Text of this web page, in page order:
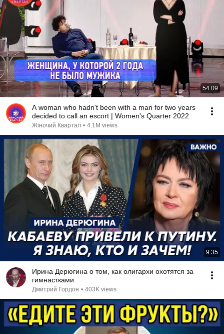
54:09
A woman who hadn't been with a man for two years
decided to call an escort | Women's Quarter 2022
Жіночий Квартал • 4.1M views
9:35
Ирина Дерюгина о том, как олигархи охотятся за
гимнастками
Дмитрий Гордон • 403K views